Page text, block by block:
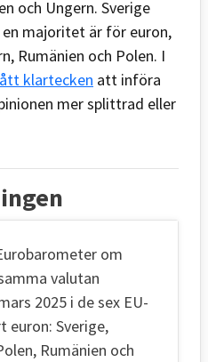
och Ungern. Sverige
majoritet är för euron,
Rumänien och Polen. I
klartecken att införa
mer splittrad eller
om
valutan
2025 i de sex EU-
euron: Sverige,
Rumänien och